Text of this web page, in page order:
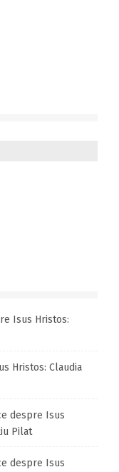
Isus Hristos:
Hristos: Claudia
despre Isus
Pilat
despre Isus